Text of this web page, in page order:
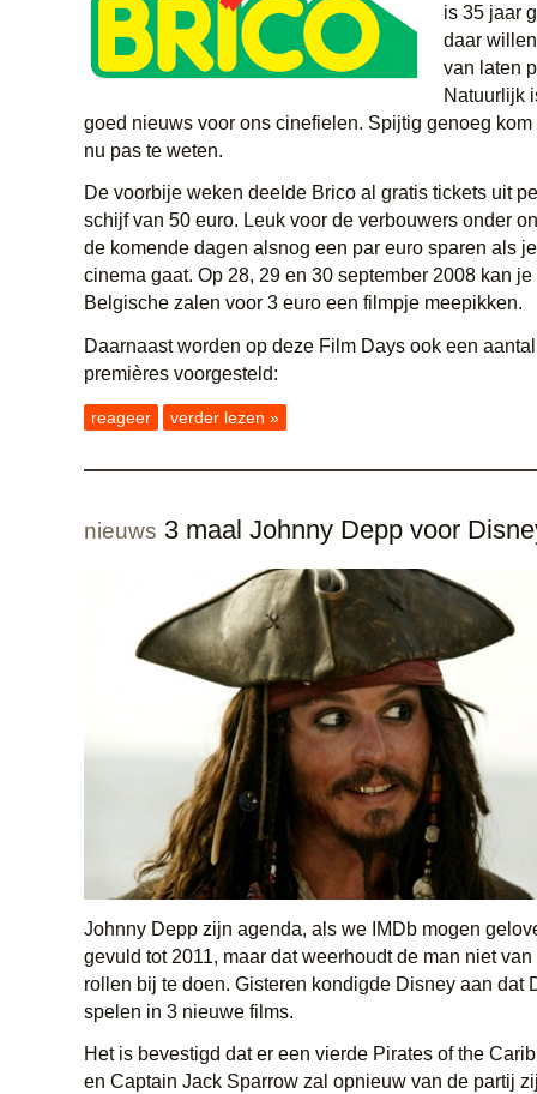
is 35 jaar
daar
van laten
Natuurlijk
goed nieuws voor ons cinefielen. Spijtig genoeg
nu pas te weten.
De voorbije weken deelde Brico al gratis tickets uit
schijf van 50 euro. Leuk voor de verbouwers onder
de komende dagen alsnog een par euro sparen als
cinema gaat. Op 28, 29 en 30 september 2008 kan
Belgische zalen voor 3 euro een filmpje meepikken.
Daarnaast worden op deze Film Days ook een
premières voorgesteld:
reageer verder lezen »
nieuws 3 maal Johnny Depp voor
Johnny Depp zijn agenda, als we IMDb mogen
gevuld tot 2011, maar dat weerhoudt de man niet
rollen bij te doen. Gisteren kondigde Disney aan dat
spelen in 3 nieuwe films.
Het is bevestigd dat er een vierde Pirates of the
en Captain Jack Sparrow zal opnieuw van de partij